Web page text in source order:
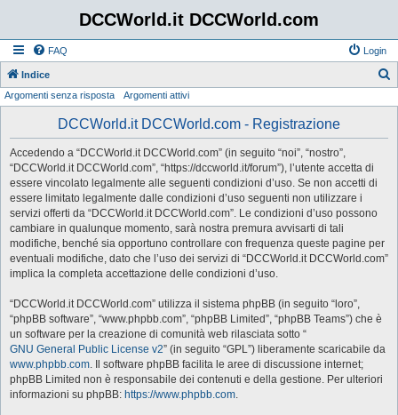
DCCWorld.it DCCWorld.com
FAQ Login
Indice
Argomenti senza risposta Argomenti attivi
DCCWorld.it DCCWorld.com - Registrazione
Accedendo a “DCCWorld.it DCCWorld.com” (in seguito “noi”, “nostro”,
“DCCWorld.it DCCWorld.com”, “https://dccworld.it/forum”), l’utente accetta di
essere vincolato legalmente alle seguenti condizioni d’uso. Se non accetti di
essere limitato legalmente dalle condizioni d’uso seguenti non utilizzare i
servizi offerti da “DCCWorld.it DCCWorld.com”. Le condizioni d’uso possono
cambiare in qualunque momento, sarà nostra premura avvisarti di tali
modifiche, benché sia opportuno controllare con frequenza queste pagine per
eventuali modifiche, dato che l’uso dei servizi di “DCCWorld.it DCCWorld.com”
implica la completa accettazione delle condizioni d’uso.
“DCCWorld.it DCCWorld.com” utilizza il sistema phpBB (in seguito “loro”,
“phpBB software”, “www.phpbb.com”, “phpBB Limited”, “phpBB Teams”) che è
un software per la creazione di comunità web rilasciata sotto “
GNU General Public License v2” (in seguito “GPL”) liberamente scaricabile da
www.phpbb.com. Il software phpBB facilita le aree di discussione internet;
phpBB Limited non è responsabile dei contenuti e della gestione. Per ulteriori
informazioni su phpBB: https://www.phpbb.com.